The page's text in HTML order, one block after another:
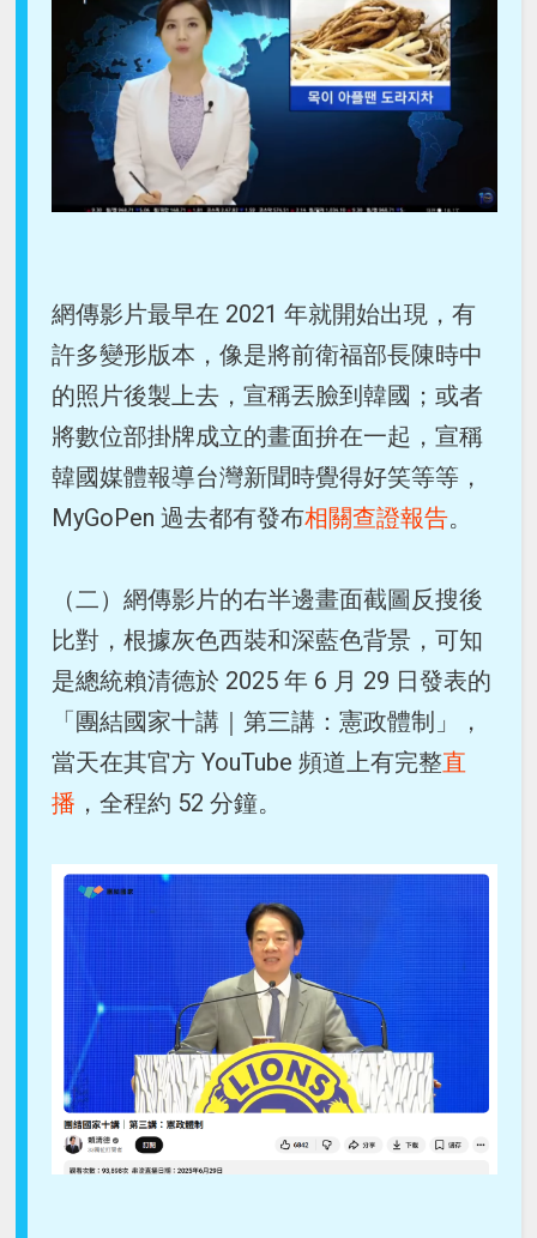
網傳影片最早在 2021 年就開始出現，有
許多變形版本，像是將前衛福部長陳時中
的照片後製上去，宣稱丟臉到韓國；或者
將數位部掛牌成立的畫面拚在一起，宣稱
韓國媒體報導台灣新聞時覺得好笑等等，
MyGoPen 過去都有發布相關查證報告。
（二）網傳影片的右半邊畫面截圖反搜後
比對，根據灰色西裝和深藍色背景，可知
是總統賴清德於 2025 年 6 月 29 日發表的
「團結國家十講｜第三講：憲政體制」，
當天在其官方 YouTube 頻道上有完整直
播 ，全程約 52 分鐘。